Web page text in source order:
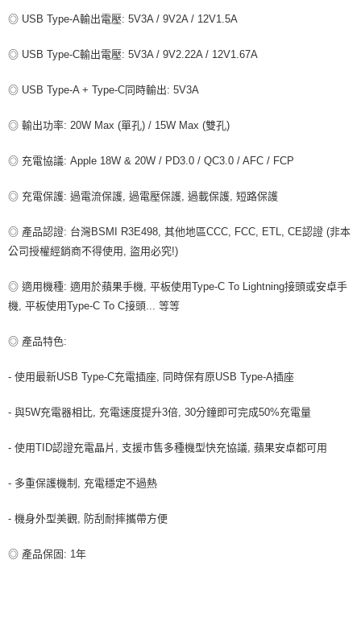
◎ USB Type-A輸出電壓: 5V3A / 9V2A / 12V1.5A
◎ USB Type-C輸出電壓: 5V3A / 9V2.22A / 12V1.67A
◎ USB Type-A + Type-C同時輸出: 5V3A
◎ 輸出功率: 20W Max (單孔) / 15W Max (雙孔)
◎ 充電協議: Apple 18W & 20W / PD3.0 / QC3.0 / AFC / FCP
◎ 充電保護: 過電流保護, 過電壓保護, 過載保護, 短路保護
◎ 產品認證: 台灣BSMI R3E498, 其他地區CCC, FCC, ETL, CE認證 (非本
公司授權經銷商不得使用, 盜用必究!)
◎ 適用機種: 適用於蘋果手機, 平板使用Type-C To Lightning接頭或安卓手
機, 平板使用Type-C To C接頭... 等等
◎ 產品特色:
- 使用最新USB Type-C充電插座, 同時保有原USB Type-A插座
- 與5W充電器相比, 充電速度提升3倍, 30分鐘即可完成50%充電量
- 使用TID認證充電晶片, 支援市售多種機型快充協議, 蘋果安卓都可用
- 多重保護機制, 充電穩定不過熱
- 機身外型美觀, 防刮耐摔攜帶方便
◎ 產品保固: 1年